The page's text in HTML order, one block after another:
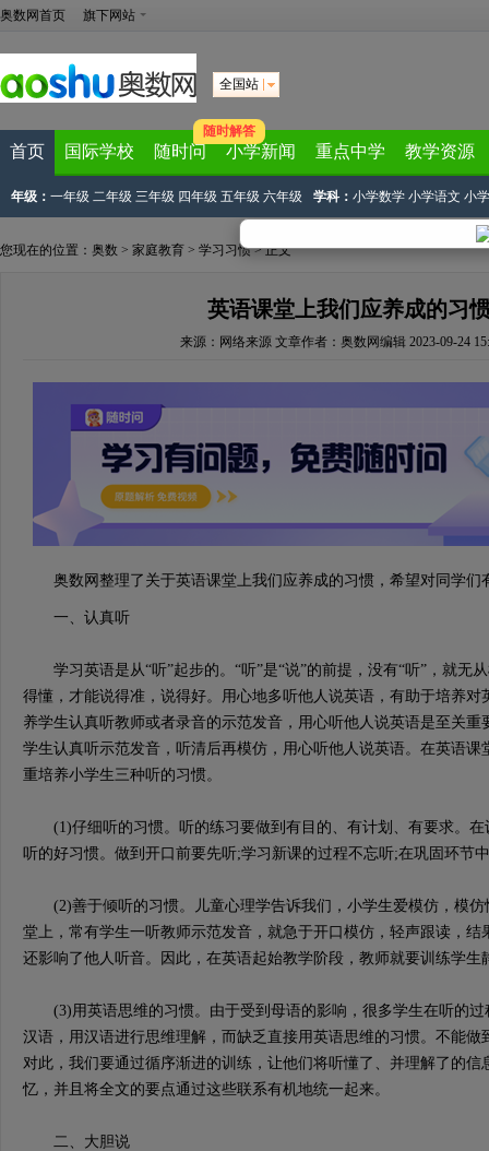
奥数网首页 旗下网站
全国站
首页 国际学校 随时问
随时解答
小学新闻 重点中学 教学资源
年级： 一年级 二年级 三年级 四年级 五年级 六年级 学科： 小学数学 小学语文 小
您现在的位置： 奥数 > 家庭教育 > 学习习惯> 正文
英语课堂上我们应养成的习
来源： 网络来源文章作者：奥数网编辑 2023-09-24
奥数网整理了关于英语课堂上我们应养成的习惯，希望对同学们
一、认真听
学习英语是从“听”起步的。“听”是“说”的前提，没有“听”，就无
得懂，才能说得准，说得好。用心地多听他人说英语，有助于培养对
养学生认真听教师或者录音的示范发音，用心听他人说英语是至关重
学生认真听示范发音，听清后再模仿，用心听他人说英语。在英语课
重培养小学生三种听的习惯。
(1)仔细听的习惯。听的练习要做到有目的、有计划、有要求。在
听的好习惯。做到开口前要先听;学习新课的过程不忘听;在巩固环节
(2)善于倾听的习惯。儿童心理学告诉我们，小学生爱模仿，模仿
堂上，常有学生一听教师示范发音，就急于开口模仿，轻声跟读，结
还影响了他人听音。因此，在英语起始教学阶段，教师就要训练学生
(3)用英语思维的习惯。由于受到母语的影响，很多学生在听的过
汉语，用汉语进行思维理解，而缺乏直接用英语思维的习惯。不能做
对此，我们要通过循序渐进的训练，让他们将听懂了、并理解了的信
忆，并且将全文的要点通过这些联系有机地统一起来。
二、大胆说